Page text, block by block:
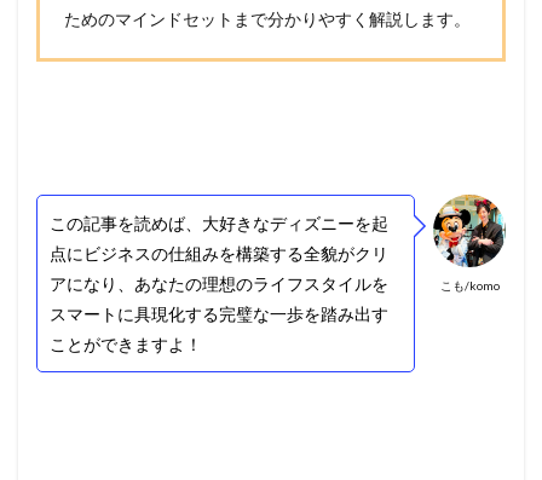
ためのマインドセットまで分かりやすく解説します。
こも/komo
この記事を読めば、大好きなディズニーを起
点にビジネスの仕組みを構築する全貌がクリ
アになり、あなたの理想のライフスタイルを
スマートに具現化する完璧な一歩を踏み出す
ことができますよ！